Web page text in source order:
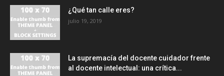
¿Qué tan calle eres?
julio 19, 2019
La supremacía del docente cuidador frente
al docente intelectual: una crítica...